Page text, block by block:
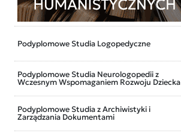
Podyplomowe Studia Logopedyczne
Podyplomowe Studia Neurologopedii z
Wczesnym Wspomaganiem Rozwoju Dziecka
Podyplomowe Studia z Archiwistyki i
Zarządzania Dokumentami